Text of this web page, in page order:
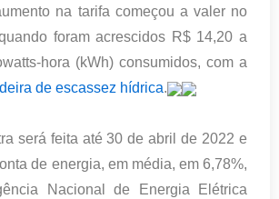
na tarifa começou a valer no
foram acrescidos R$ 14,20 a
hora (kWh) consumidos, com a
de escassez hídrica.
será feita até 30 de abril de 2022 e
de energia, em média, em 6,78%,
Nacional de Energia Elétrica